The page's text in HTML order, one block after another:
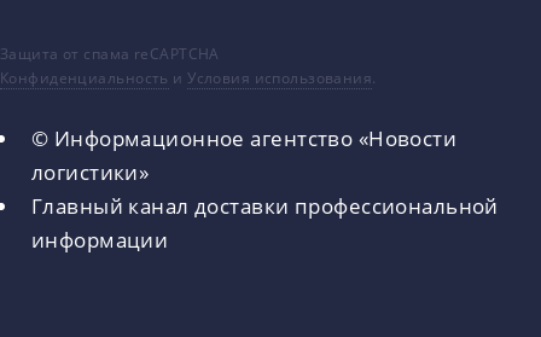
Защита от спама reCAPTCHA
Конфиденциальность иУсловия использования.
© Информационное агентство «Новости
логистики»
Главный канал доставки профессиональной
информации